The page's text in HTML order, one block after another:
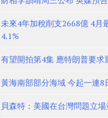
未來4年加稅削支2668億 4月
4.1%
有望開拍第4集 應特朗普要求
黃海南部部分海域 今起一連8
貝森特：美國在台灣問題立